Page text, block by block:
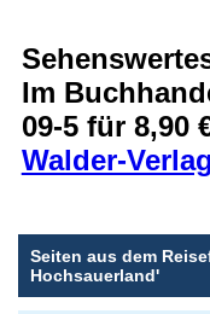
Im
09-5 für 8,90
Walder-Verlag
Seiten aus dem
Hochsauerland'